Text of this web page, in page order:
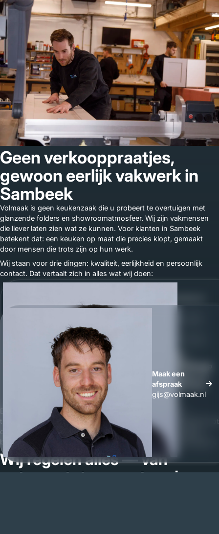
Geen verkooppraatjes,
gewoon eerlijk vakwerk in
Sambeek
Volmaak is geen keukenzaak die u probeert te overtuigen met
glanzende folders en showroomatmosfeer. Wij zijn vakmensen
die liever laten zien wat ze kunnen. Voor klanten in Sambeek
betekent dat: een keuken op maat die precies klopt, gemaakt
door mensen die trots zijn op hun werk.
Wij staan voor drie dingen: kwaliteit, eerlijkheid en persoonlijk
contact. Dat vertaalt zich in alles wat wij doen:
ambachtelijke afwerking
verborgen kosten
Persoonlijk contact— direct met de maker, niet via een
tussenpersoon
Lokale betrokkenheid — wij werken in Sambeek en
kennen de regio
Garantie op werk— opleverpunten lossen wij altijd op,
zonder discussie
Een maatwerkproject bij Volmaak is nooit een anonieme
transactie. Het is een samenwerking — van het eerste gesprek tot
de dag dat u uw nieuwe keuken in gebruik neemt en precies
begrijpt waarom u niet voor een standaard keuken moest kiezen.
Wij regelen alles — van
ontwerp tot gemonteerde
Maak een
afspraak
Maak een
afspraak
gijs@volmaak.nl